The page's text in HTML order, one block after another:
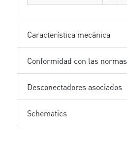
Característica mecánica
Conformidad con las normas
Desconectadores asociados
Schematics